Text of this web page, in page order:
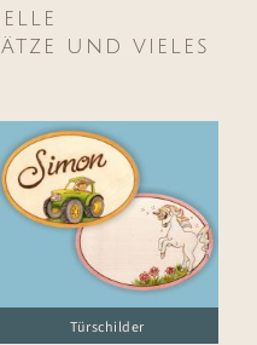
und vieles
Türschilder